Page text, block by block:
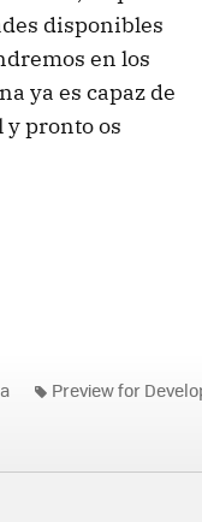
disponibles
en los
ya es capaz de
y pronto os
Preview for